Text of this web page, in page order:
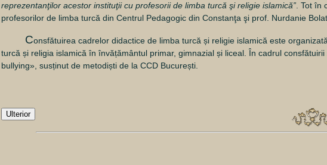
reprezentanţilor acestor instituţii cu profesorii de limba turcă şi religie islamică” . Tot
profesorilor de limba turcă din Centrul Pedagogic din Constanţa şi prof. Nurdanie
Consfătuirea cadrelor didactice de limba turcă și religie islamică este
turcă și religia islamică în învățământul primar, gimnazial și liceal. În cadrul
bullying», susținut de metodiști de la CCD București.
Ulterior